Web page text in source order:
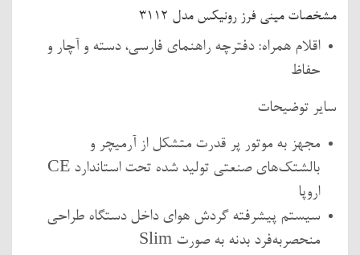
مشخصات مینی فرز رونیکس مدل 3112
اقلام همراه: دفترچه راهنمای فارسی، دسته و آچار و
حفاظ
سایر توضیحات
مجهز به موتور پر قدرت متشکل از آرمیچر و
بالشتک‌های صنعتی تولید شده تحت استاندارد CE
اروپا
سیستم پیشرفته گردش هوای داخل دستگاه طراحی
منحصربه‌فرد بدنه به صورت Slim